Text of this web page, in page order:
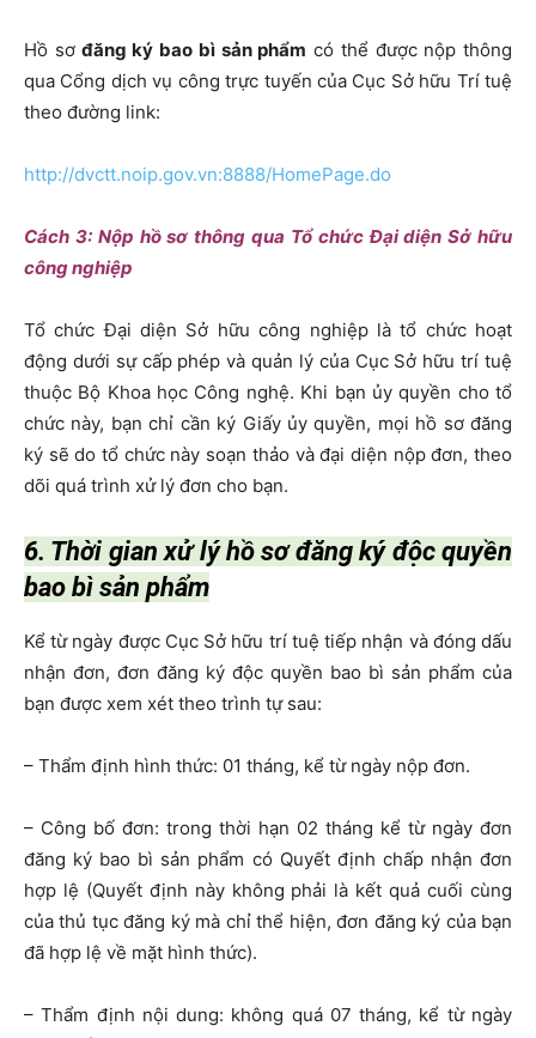
Hồ sơđăng ký bao bì sản phẩm có thể được nộp thông
qua Cổng dịch vụ công trực tuyến của Cục Sở hữu Trí tuệ
theo đường link:
http://dvctt.noip.gov.vn:8888/HomePage.do
Cách 3: Nộp hồ sơ thông qua Tổ chức Đại diện Sở hữu
công nghiệp
Tổ chức Đại diện Sở hữu công nghiệp là tổ chức hoạt
động dưới sự cấp phép và quản lý của Cục Sở hữu trí tuệ
thuộc Bộ Khoa học Công nghệ. Khi bạn ủy quyền cho tổ
chức này, bạn chỉ cần ký Giấy ủy quyền, mọi hồ sơ đăng
ký sẽ do tổ chức này soạn thảo và đại diện nộp đơn, theo
dõi quá trình xử lý đơn cho bạn.
6. Thời gian xử lý hồ sơ đăng ký độc quyền
bao bì sản phẩm
Kể từ ngày được Cục Sở hữu trí tuệ tiếp nhận và đóng dấu
nhận đơn, đơn đăng ký độc quyền bao bì sản phẩm của
bạn được xem xét theo trình tự sau:
– Thẩm định hình thức: 01 tháng, kể từ ngày nộp đơn.
– Công bố đơn: trong thời hạn 02 tháng kể từ ngày đơn
đăng ký bao bì sản phẩm có Quyết định chấp nhận đơn
hợp lệ (Quyết định này không phải là kết quả cuối cùng
của thủ tục đăng ký mà chỉ thể hiện, đơn đăng ký của bạn
đã hợp lệ về mặt hình thức).
– Thẩm định nội dung: không quá 07 tháng, kể từ ngày